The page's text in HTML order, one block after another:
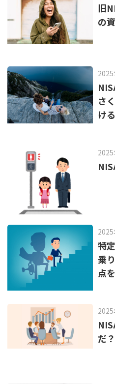
旧
の
さ
ける
特
乗
点を
だ？